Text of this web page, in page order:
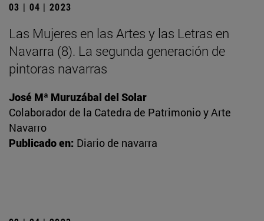
03 | 04 | 2023
Las Mujeres en las Artes y las Letras en
Navarra (8). La segunda generación de
pintoras navarras
José Mª Muruzábal del Solar
Colaborador de la Catedra de Patrimonio y Arte
Navarro
Publicado en: Diario de navarra